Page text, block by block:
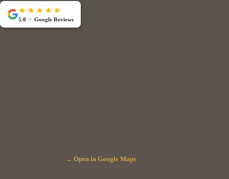
★★★★★
5.0 · Google Reviews
→ Open in Google Maps